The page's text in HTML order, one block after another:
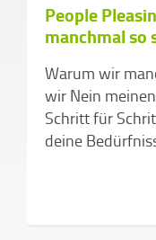
People
manchmal so
Warum wir
wir Nein
Schritt für
deine